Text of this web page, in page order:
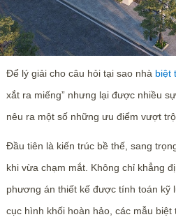
Để lý giải cho câu hỏi tại sao nhà biệt
xắt ra miếng” nhưng lại được nhiều
nêu ra một số những ưu điểm vượt
Đầu tiên là kiến trúc bề thế, sang
khi vừa chạm mắt. Không chỉ khẳng
phương án thiết kế được tính toán kỹ
cục hình khối hoàn hảo, các mẫu